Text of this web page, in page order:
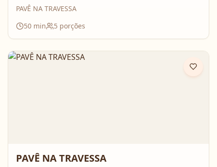
PAVÊ NA TRAVESSA
50 min 5 porções
PAVÊ NA TRAVESSA